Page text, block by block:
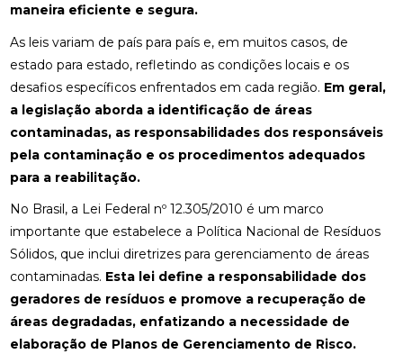
maneira eficiente e segura.
As leis variam de país para país e, em muitos casos, de
estado para estado, refletindo as condições locais e os
desafios específicos enfrentados em cada região. Em geral,
a legislação aborda a identificação de áreas
contaminadas, as responsabilidades dos responsáveis
pela contaminação e os procedimentos adequados
para a reabilitação.
No Brasil, a Lei Federal nº 12.305/2010 é um marco
importante que estabelece a Política Nacional de Resíduos
Sólidos, que inclui diretrizes para gerenciamento de áreas
contaminadas. Esta lei define a responsabilidade dos
geradores de resíduos e promove a recuperação de
áreas degradadas, enfatizando a necessidade de
elaboração de Planos de Gerenciamento de Risco.